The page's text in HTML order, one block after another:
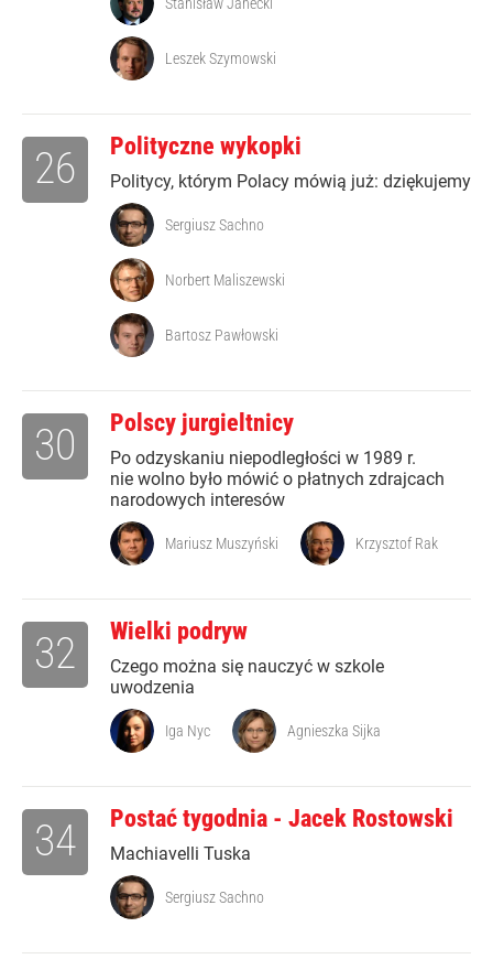
Leszek Szymowski
Polityczne wykopki
Politycy, którym Polacy mówią już: dziękujemy
26
Sergiusz Sachno
Norbert Maliszewski
Bartosz Pawłowski
Polscy jurgieltnicy
Po odzyskaniu niepodległości w 1989 r.
nie wolno było mówić o płatnych zdrajcach
narodowych interesów
30
Mariusz Muszyński Krzysztof Rak
Wielki podryw
Czego można się nauczyć w szkole
uwodzenia
32
Iga Nyc Agnieszka Sijka
Postać tygodnia - Jacek Rostowski
Machiavelli Tuska
34
Sergiusz Sachno